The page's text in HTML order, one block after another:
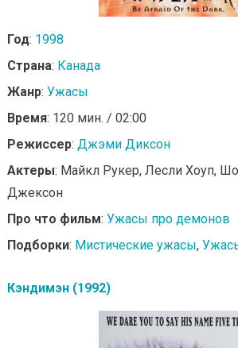
Год: 1998
Страна: Канада
Жанр: Ужасы
Время: 120 мин. / 02:00
Режиссер: Джэми Диксон
Актеры: Майкл Рукер, Лесли Хоуп,
Джексон
Про что фильм: Ужасы про демонов
Подборки: Мистические ужасы,
Кэндимэн (1992)